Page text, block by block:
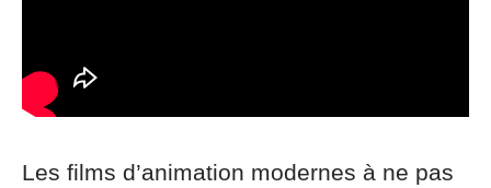
Les films d’animation modernes à ne pas